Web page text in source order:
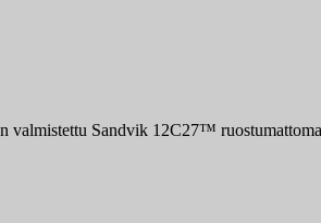
valmistettu Sandvik 12C27™